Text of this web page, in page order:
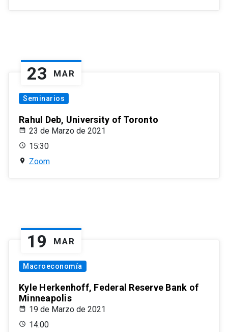
23 MAR
Seminarios
Rahul Deb, University of Toronto
23 de Marzo de 2021
15:30
Zoom
19 MAR
Macroeconomía
Kyle Herkenhoff, Federal Reserve Bank of
Minneapolis
19 de Marzo de 2021
14:00